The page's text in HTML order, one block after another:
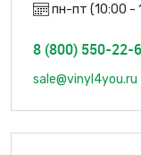
пн-пт (10:00 -
8 (800) 550-22-
sale@vinyl4you.ru